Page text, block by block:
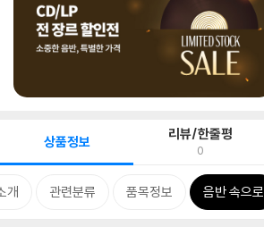
상품정보 리뷰/한줄평
0
개 관련분류 품목정보 음반 속으로